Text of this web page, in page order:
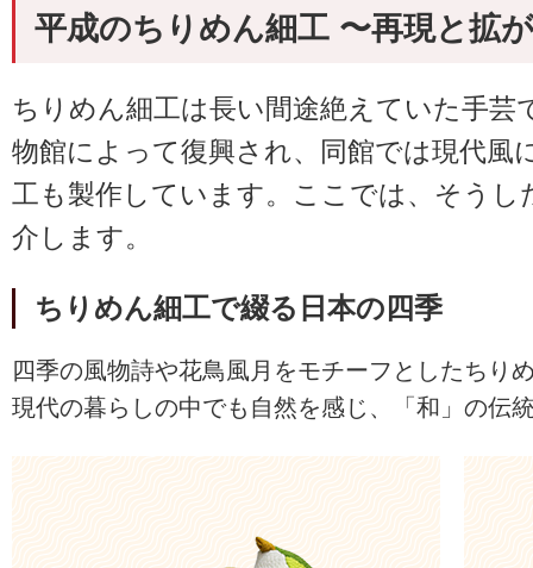
平成のちりめん細工 〜再現と拡
ちりめん細工は長い間途絶えていた手芸
物館によって復興され、同館では現代風
工も製作しています。ここでは、そうし
介します。
ちりめん細工で綴る日本の四季
四季の風物詩や花鳥風月をモチーフとしたちり
現代の暮らしの中でも自然を感じ、「和」の伝